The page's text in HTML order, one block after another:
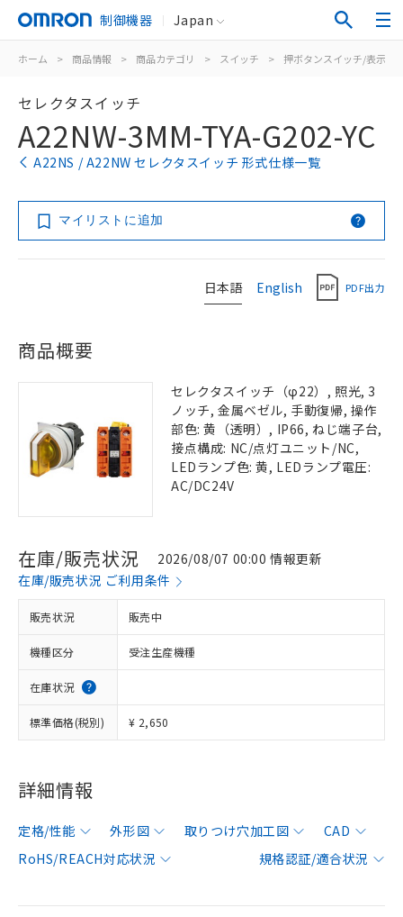
制御機器 Japan
ホーム > 商品情報 > 商品カテゴリ > スイッチ > 押ボタンスイッチ/表示灯
セレクタスイッチ
A22NW-3MM-TYA-G202-YC
A22NS / A22NW セレクタスイッチ 形式仕様一覧
マイリストに追加
日本語 English PDF出力
商品概要
セレクタスイッチ（φ22）, 照光, 3
ノッチ, 金属ベゼル, 手動復帰, 操作
部色: 黄（透明）, IP66, ねじ端子台,
接点構成: NC/点灯ユニット/NC,
LEDランプ色: 黄, LEDランプ電圧:
AC/DC24V
在庫/販売状況
2026/08/07 00:00 情報更新
在庫/販売状況 ご利用条件
販売状況 販売中
機種区分 受注生産機種
在庫状況
標準価格(税別) ¥ 2,650
詳細情報
定格/性能 外形図 取りつけ穴加工図
CAD
RoHS/REACH対応状況
規格認証/適合状況